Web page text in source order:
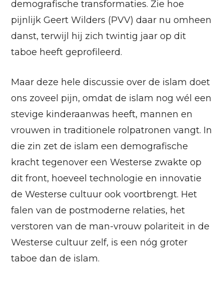
demografische transformaties. Zie hoe
pijnlijk Geert Wilders (PVV) daar nu omheen
danst, terwijl hij zich twintig jaar op dit
taboe heeft geprofileerd.
Maar deze hele discussie over de islam doet
ons zoveel pijn, omdat de islam nog wél een
stevige kinderaanwas heeft, mannen en
vrouwen in traditionele rolpatronen vangt. In
die zin zet de islam een demografische
kracht tegenover een Westerse zwakte op
dit front, hoeveel technologie en innovatie
de Westerse cultuur ook voortbrengt. Het
falen van de postmoderne relaties, het
verstoren van de man-vrouw polariteit in de
Westerse cultuur zelf, is een nóg groter
taboe dan de islam.